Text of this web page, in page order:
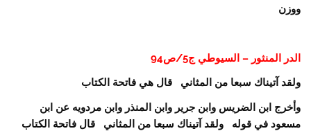
ووزن
الدر المنثور – السيوطي ج5/ص94
ولقد آتيناك سبعا من المثاني قال هي فاتحة الكتاب
وأخرج ابن الضريس وابن جرير وابن المنذر وابن مردويه عن ابن
مسعود في قوله ولقد آتيناك سبعا من المثاني قال فاتحة الكتاب